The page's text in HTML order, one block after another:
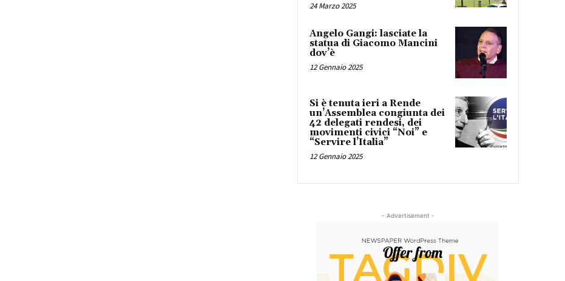
24 Marzo 2025
Angelo Gangi: lasciate la
statua di Giacomo Mancini
dov’è
12 Gennaio 2025
Si è tenuta ieri a Rende
un’Assemblea congiunta dei
42 delegati rendesi, dei
movimenti civici “Noi” e
“Servire l’Italia”
12 Gennaio 2025
- Advertisement -